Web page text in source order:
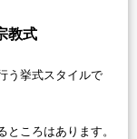
教式
う挙式スタイルで
ころはあります。